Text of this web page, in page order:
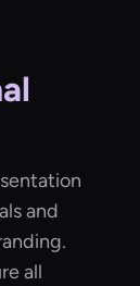
and
all